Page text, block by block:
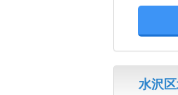
水沢区